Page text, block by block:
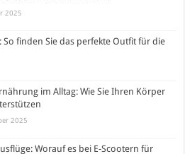
2025
finden Sie das perfekte Outfit für die
im Alltag: Wie Sie Ihren Körper
2025
Worauf es bei E-Scootern für